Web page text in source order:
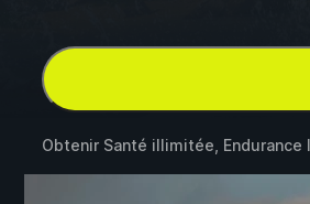
Obtenir Santé illimitée, Endurance